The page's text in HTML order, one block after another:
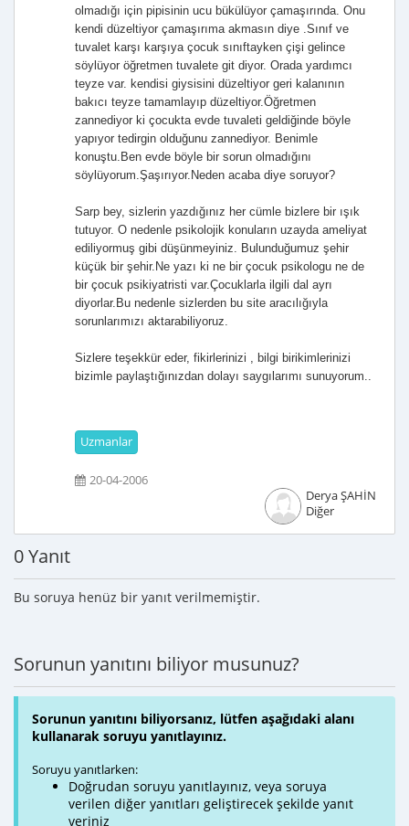
olmadığı için pipisinin ucu bükülüyor çamaşırında. Onu
kendi düzeltiyor çamaşırıma akmasın diye .Sınıf ve
tuvalet karşı karşıya çocuk sınıftayken çişi gelince
söylüyor öğretmen tuvalete git diyor. Orada yardımcı
teyze var. kendisi giysisini düzeltiyor geri kalanının
bakıcı teyze tamamlayıp düzeltiyor.Öğretmen
zannediyor ki çocukta evde tuvaleti geldiğinde böyle
yapıyor tedirgin olduğunu zannediyor. Benimle
konuştu.Ben evde böyle bir sorun olmadığını
söylüyorum.Şaşırıyor.Neden acaba diye soruyor?
Sarp bey, sizlerin yazdığınız her cümle bizlere bir ışık
tutuyor. O nedenle psikolojik konuların uzayda ameliyat
ediliyormuş gibi düşünmeyiniz. Bulunduğumuz şehir
küçük bir şehir.Ne yazı ki ne bir çocuk psikologu ne de
bir çocuk psikiyatristi var.Çocuklarla ilgili dal ayrı
diyorlar.Bu nedenle sizlerden bu site aracılığıyla
sorunlarımızı aktarabiliyoruz.
Sizlere teşekkür eder, fikirlerinizi , bilgi birikimlerinizi
bizimle paylaştığınızdan dolayı saygılarımı sunuyorum..
Uzmanlar
20-04-2006
Derya ŞAHİN
Diğer
0 Yanıt
Bu soruya henüz bir yanıt verilmemiştir.
Sorunun yanıtını biliyor musunuz?
Sorunun yanıtını biliyorsanız, lütfen aşağıdaki alanı
kullanarak soruyu yanıtlayınız.
Soruyu yanıtlarken:
Doğrudan soruyu yanıtlayınız, veya soruya
verilen diğer yanıtları geliştirecek şekilde yanıt
veriniz